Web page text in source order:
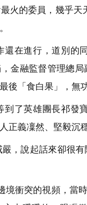
火的委員，幾乎天
在進行，道別的
金融監督管理總
後「食白果」，無
了英雄團長祁發
正義凜然、堅毅沉
，說起話來卻很
衝突的視頻，當